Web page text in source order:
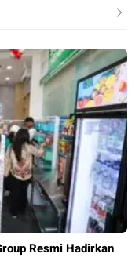
Resmi Hadirkan